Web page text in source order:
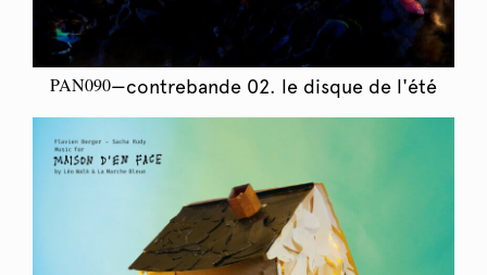
PAN090—contrebande 02. le disque de l'été